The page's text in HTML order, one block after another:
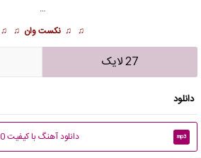
…
♫ ♫ نکست وان ♫ ♫
27 لایک
دانلود
mp3 دانلود آهنگ با کیفیت 320